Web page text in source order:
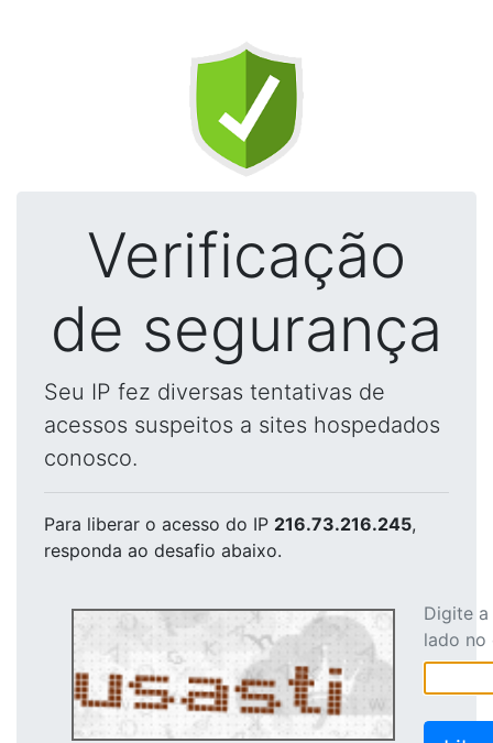
Verificação
de segurança
Seu IP fez diversas tentativas de
acessos suspeitos a sites hospedados
conosco.
Para liberar o acesso do IP 216.73.216.245,
responda ao desafio abaixo.
Digite
lado no